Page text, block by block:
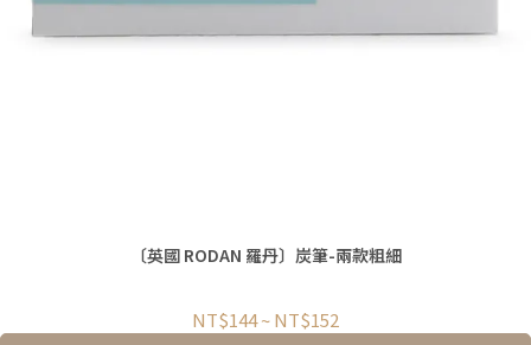
〔英國 RODAN 羅丹〕炭筆-兩款粗細
NT$144~NT$152